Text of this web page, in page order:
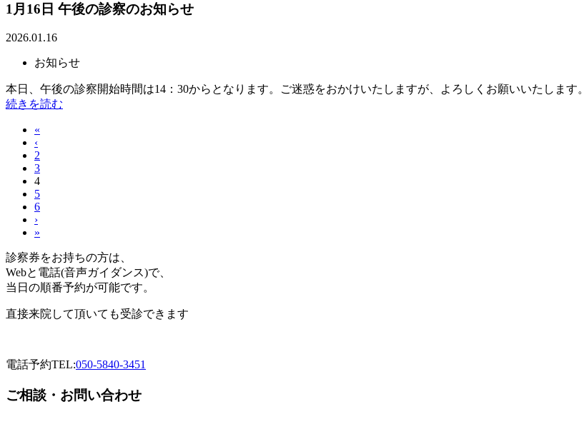
1月16日 午後の診察のお知らせ
2026.01.16
お知らせ
本日、午後の診察開始時間は14：30からとなります。ご迷惑をおかけいたしますが、よろしくお願いいたします。
続きを読む
«
‹
2
3
4
5
6
›
»
診察券をお持ちの方は、
Webと電話(音声ガイダンス)で、
当日の順番予約が可能です。
直接来院して頂いても受診できます
電話予約TEL:050-5840-3451
ご相談・お問い合わせ